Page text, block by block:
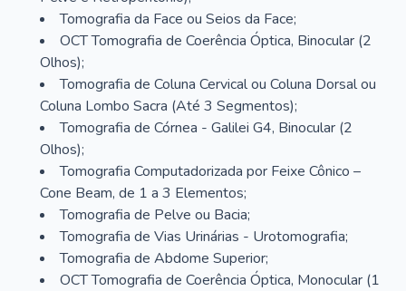
Tomografia da Face ou Seios da Face;
OCT Tomografia de Coerência Óptica, Binocular (2
Olhos);
Tomografia de Coluna Cervical ou Coluna Dorsal ou
Coluna Lombo Sacra (Até 3 Segmentos);
Tomografia de Córnea - Galilei G4, Binocular (2
Olhos);
Tomografia Computadorizada por Feixe Cônico –
Cone Beam, de 1 a 3 Elementos;
Tomografia de Pelve ou Bacia;
Tomografia de Vias Urinárias - Urotomografia;
Tomografia de Abdome Superior;
OCT Tomografia de Coerência Óptica, Monocular (1